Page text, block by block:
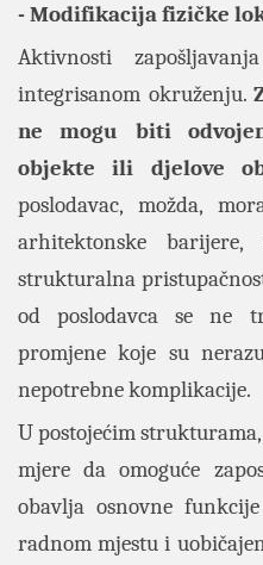
- Modifikacija fizičke
Aktivnosti
integrisanom okruženju.
ne mogu biti
objekte ili djelove
poslodavac, možda,
arhitektonske
strukturalna
od poslodavca se ne
promjene koje su
nepotrebne komplikacije.
U postojećim
mjere da omoguće
obavlja osnovne
radnom mjestu i